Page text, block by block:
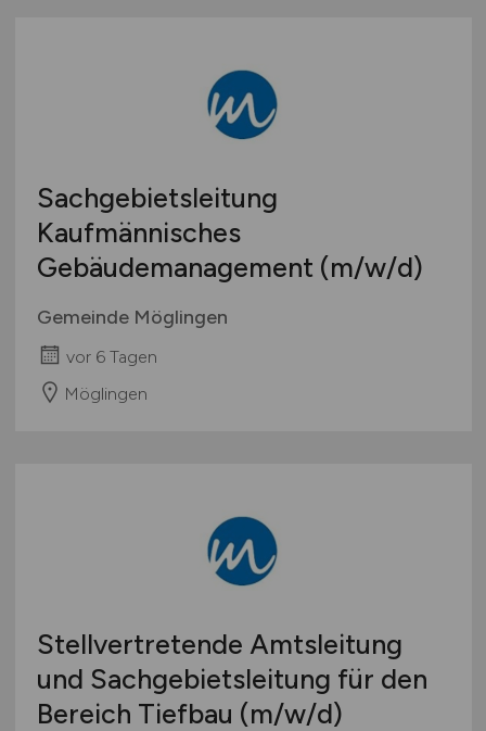
Sachgebietsleitung
Kaufmännisches
Gebäudemanagement (m/w/d)
Gemeinde Möglingen
vor 6 Tagen
Möglingen
Stellvertretende Amtsleitung
und Sachgebietsleitung für den
Bereich Tiefbau (m/w/d)